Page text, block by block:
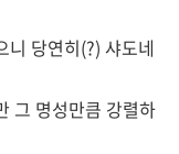
니 당연히(?) 샤도네
그 명성만큼 강렬하